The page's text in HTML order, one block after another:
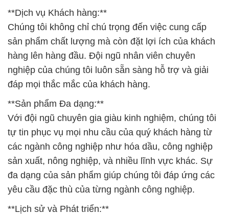
**Dịch vụ Khách hàng:**
Chúng tôi không chỉ chú trọng đến việc cung cấp
sản phẩm chất lượng mà còn đặt lợi ích của khách
hàng lên hàng đầu. Đội ngũ nhân viên chuyên
nghiệp của chúng tôi luôn sẵn sàng hỗ trợ và giải
đáp mọi thắc mắc của khách hàng.
**Sản phẩm Đa dạng:**
Với đội ngũ chuyên gia giàu kinh nghiệm, chúng tôi
tự tin phục vụ mọi nhu cầu của quý khách hàng từ
các ngành công nghiệp như hóa dầu, công nghiệp
sản xuất, nông nghiệp, và nhiều lĩnh vực khác. Sự
đa dạng của sản phẩm giúp chúng tôi đáp ứng các
yêu cầu đặc thù của từng ngành công nghiệp.
**Lịch sử và Phát triển:**